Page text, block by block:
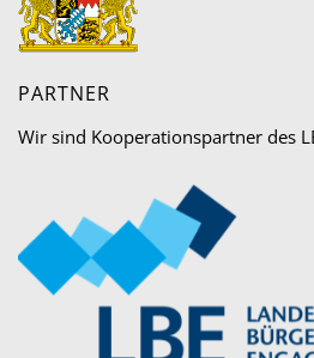
PARTNER
Wir sind Kooperationspartner des